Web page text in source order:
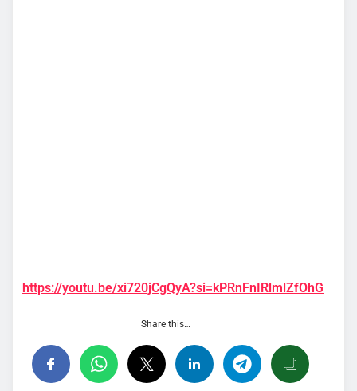
https://youtu.be/xi720jCgQyA?si=kPRnFnIRlmlZfOhG
Share this…